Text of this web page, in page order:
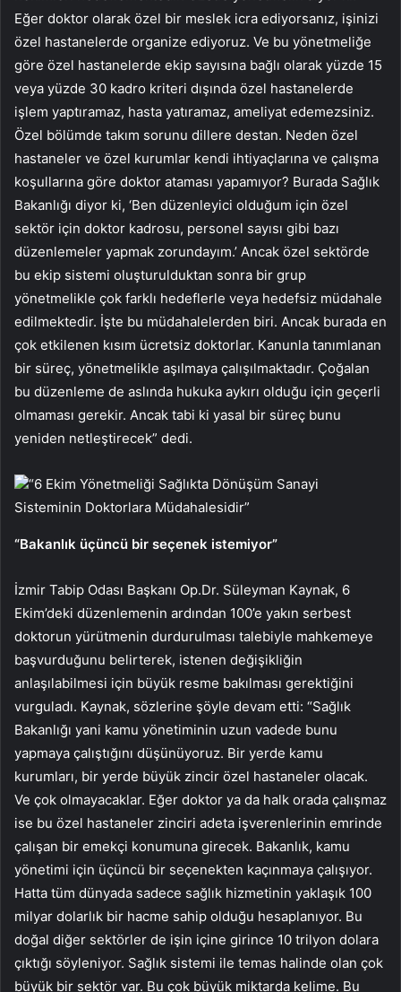
Eğer doktor olarak özel bir meslek icra ediyorsanız, işinizi
özel hastanelerde organize ediyoruz. Ve bu yönetmeliğe
göre özel hastanelerde ekip sayısına bağlı olarak yüzde 15
veya yüzde 30 kadro kriteri dışında özel hastanelerde
işlem yaptıramaz, hasta yatıramaz, ameliyat edemezsiniz.
Özel bölümde takım sorunu dillere destan. Neden özel
hastaneler ve özel kurumlar kendi ihtiyaçlarına ve çalışma
koşullarına göre doktor ataması yapamıyor? Burada Sağlık
Bakanlığı diyor ki, ‘Ben düzenleyici olduğum için özel
sektör için doktor kadrosu, personel sayısı gibi bazı
düzenlemeler yapmak zorundayım.’ Ancak özel sektörde
bu ekip sistemi oluşturulduktan sonra bir grup
yönetmelikle çok farklı hedeflerle veya hedefsiz müdahale
edilmektedir. İşte bu müdahalelerden biri. Ancak burada en
çok etkilenen kısım ücretsiz doktorlar. Kanunla tanımlanan
bir süreç, yönetmelikle aşılmaya çalışılmaktadır. Çoğalan
bu düzenleme de aslında hukuka aykırı olduğu için geçerli
olmaması gerekir. Ancak tabi ki yasal bir süreç bunu
yeniden netleştirecek” dedi.
“6 Ekim Yönetmeliği Sağlıkta Dönüşüm Sanayi
Sisteminin Doktorlara Müdahalesidir”
“Bakanlık üçüncü bir seçenek istemiyor”
İzmir Tabip Odası Başkanı Op.Dr. Süleyman Kaynak, 6
Ekim’deki düzenlemenin ardından 100’e yakın serbest
doktorun yürütmenin durdurulması talebiyle mahkemeye
başvurduğunu belirterek, istenen değişikliğin
anlaşılabilmesi için büyük resme bakılması gerektiğini
vurguladı. Kaynak, sözlerine şöyle devam etti: “Sağlık
Bakanlığı yani kamu yönetiminin uzun vadede bunu
yapmaya çalıştığını düşünüyoruz. Bir yerde kamu
kurumları, bir yerde büyük zincir özel hastaneler olacak.
Ve çok olmayacaklar. Eğer doktor ya da halk orada çalışmaz
ise bu özel hastaneler zinciri adeta işverenlerinin emrinde
çalışan bir emekçi konumuna girecek. Bakanlık, kamu
yönetimi için üçüncü bir seçenekten kaçınmaya çalışıyor.
Hatta tüm dünyada sadece sağlık hizmetinin yaklaşık 100
milyar dolarlık bir hacme sahip olduğu hesaplanıyor. Bu
doğal diğer sektörler de işin içine girince 10 trilyon dolara
çıktığı söyleniyor. Sağlık sistemi ile temas halinde olan çok
büyük bir sektör var. Bu çok büyük miktarda kelime. Bu